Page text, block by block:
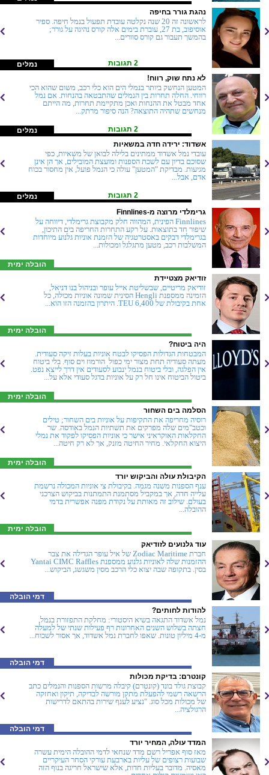
נמלים
נהגת גורר בחיפה
לראשונה זה 20 שנה נקלטה עובדת תפעול בנמל חיפה. ספיר
אוסיפוב, בת 27, עוברת בימים אלה קורס נהיגה על גורר;
בהמשך תעבור גם קורס סוורים...
2 תגובות
נמלים
לא נתח שוק, רווח!
המטען הנחשק ביותר בנמלי הים הוא כלי רכב, משום שהוא הכי
רווחי. החלה תחרות בין הנמלים שהתבטאה בהנחות. אם נמל
אחד מבטל את ההנחות ואכן מתקיימת תחרות, מה הייתם
מנחשים שתהיה התוצאה? הנה סיפור מרתק...
2 תגובות
נמלים
אשדוד: ירידה חדה במשאיות
עובדי נמל אשדוד ממתינים בלילה לבואן של משאיות, כפי
שסוכם בדיון עם לשכת הספנות ומועצת המובילים, אך הן אינן
מגיעות. מבדיקת "המטען" עולה כי הנמל פועל, אין מחסור בכוח
אדם, אבל...
2 תגובות
הובלה ימית
גרימלדי מרוצה מ-Finnlines
Finnlines הפינית, המהווה חלק מקבוצת גרימלדי, דיווחה על
שיפור חד בתוצאות. על רקע התחרות החריפה בים התיכון,
בגרימלדי דבקים באסטרטגיה של הזמנת אוניות גלנוע מיוחדות
המשלבות רכב, מטען מתגלגל ומכולות...
הובלה ימית
זודיאק מצטיידת
זודיאק מריטיים, שבשליטת אייל עופר ובניהול בנו דניאל,
הזמינה ממספנת Hengli הסינית שמונה אוניות מכולה, כל
אחת בקיבולת של 6,400 TEU. היתרון בהזמנה הזו הוא...
הובלה ימית
היה ביטוח?
המבטחות הגדולות הפסיקו לבטח אוניות בעלות זיקה סעודית.
מעתה סעודיה תחת מצור ימי כפול  הורמוז וים סוף. בלי ביטוח
אין הפלגה, ובלי ביטוח בנמל ינבוע לסעודים אין דרך לייצא נפט.
ביטול הביטוח אינו חל רק על אוניות בדגל סעודי אלא על...
הובלה ימית
הסלמה בים השחור
רוסיה מחריפה את התקיפות על אוניות בים השחור; טילים
וכטב"מים שלה מפרקים את תשתיות הנמל באודסה. שר
החקלאות האוקראיני אישר כי אוניות הפסיקו לפקוד את נמלי
היצוא החקלאי. מחיר החיטה מזנק, אך לא רק חיטה...
הובלה ימית
הקיבולת עולה והביקוש יורד
ענף הספנות משנה מגמה. בקיבולת צי אוניות המכולה נרשמת
עלייה חדה, אך במקביל מסתמנת התמתנות בביקוש הצרכני
בעולם. שילוב זה מאותת על נקודת מפנה אפשרית בדמי
ההובלה...
דמי הובלה
עוד גלנועים לזודיאק
חברת Zodiac Maritime של איל עופר הגדילה את צבר
ההזמנות שלה לאוניות גלנוע ממספנת Yantai CIMC Raffles
בסין. בתקופה שבה יצוא כלי הרכב מסין משגשג, הביקוש...
דמי הובלה
להודות לחותים?
נמל אשדוד התגאה בשיא היסטורי: מחלקת התפזורת בנמל,
חצתה בשלוש השנים האחרונות רף פעילות שנתי של למעלה
מ-4 מיליון טונות. שאפו לחברת נמל אשדוד, אך אסור לשכוח...
דמי הובלה
קונטרם: בדיקת מכולות
קבוצת גולד בונד (קונטרם) קיבלה מרשות הספנות והנמלים כתב
הרשאה רשמי להפעלת מתקן מורשה לבדיקה, תיקון ואחזקה
של מכולות מכל סוג. "נציע לענף שירות בהתאם לדרישות
הרגולציה...
המדד עולה, המחיר יורד
מאז סוף אפריל רשם מדד שנחאי לדמי ההובלה הימית עשרה
שבועות רצופים של עליות בארבעת עורקי הסחר העיקריים
מאסיה. מדובר בעליות חדות, אלא שישראל חריגה בנוף הזה 